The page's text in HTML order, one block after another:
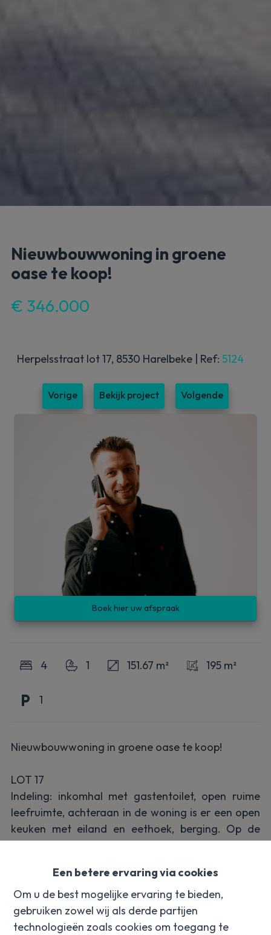
Een betere ervaring via cookies
Om u de best mogelijke ervaring te bieden,
gebruiken zowel wij als derde partijen
technologieën zoals cookies om toegang te
Nieuwbouwwoning in groene
oase te koop!
€ 346.000
Herpelsstraat lot 17, 8530 Harelbeke Ref: 5124
Vorige Bekijk project Volgende
Boek hier uw afspraak
4 1 151.67 m² 195 m²
1
Nieuwbouwwoning in groene oase te koop!
LOT 17
Indeling: inkomhal met gastentoilet, open ruime
leefruimte, achteraan in de woning is er een open
keuken met eiland en eethoek, berging. Op de
eerste verdieping zijn er 3 slaapkamers,
inloopdouche en ligbad. Vaste trap naar de 4de
slaapkamer(47m2). De tuin beschikt over een
tuinberging, uitweg via een wandelpad die zicht
geeft op de groene oase.